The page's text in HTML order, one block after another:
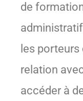
de
les
relation
accéder à